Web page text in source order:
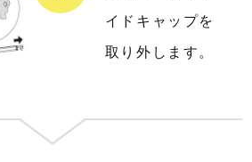
イドキャップを
取り外します。